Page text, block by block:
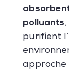
polluants
purifient
approche